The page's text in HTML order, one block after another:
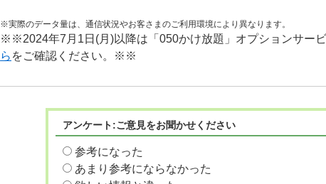
※実際のデータ量は、通信状況やお客さまのご利用環境により異なります。
※※2024年7月1日(月)以降は「050かけ放題」オプションサー
ら をご確認ください。※※
アンケート:ご意見をお聞かせください
参考になった
あまり参考にならなかった